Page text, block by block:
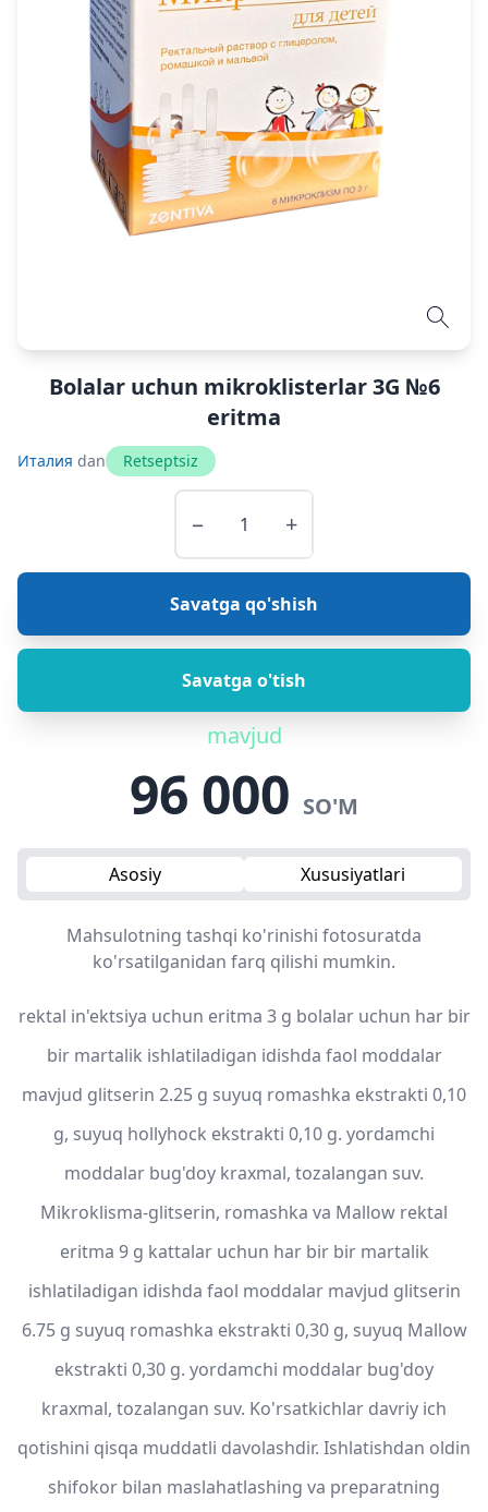
Bolalar uchun mikroklisterlar 3G №6
eritma
Италия dan Retseptsiz
− +
Savatga qo'shish
Savatga o'tish
mavjud
96 000 SO'M
Asosiy Xususiyatlari
Mahsulotning tashqi ko'rinishi fotosuratda
ko'rsatilganidan farq qilishi mumkin.
rektal in'ektsiya uchun eritma 3 g bolalar uchun har bir
bir martalik ishlatiladigan idishda faol moddalar
mavjud glitserin 2.25 g suyuq romashka ekstrakti 0,10
g, suyuq hollyhock ekstrakti 0,10 g. yordamchi
moddalar bug'doy kraxmal, tozalangan suv.
Mikroklisma-glitserin, romashka va Mallow rektal
eritma 9 g kattalar uchun har bir bir martalik
ishlatiladigan idishda faol moddalar mavjud glitserin
6.75 g suyuq romashka ekstrakti 0,30 g, suyuq Mallow
ekstrakti 0,30 g. yordamchi moddalar bug'doy
kraxmal, tozalangan suv. Ko'rsatkichlar davriy ich
qotishini qisqa muddatli davolashdir. Ishlatishdan oldin
shifokor bilan maslahatlashing va preparatning